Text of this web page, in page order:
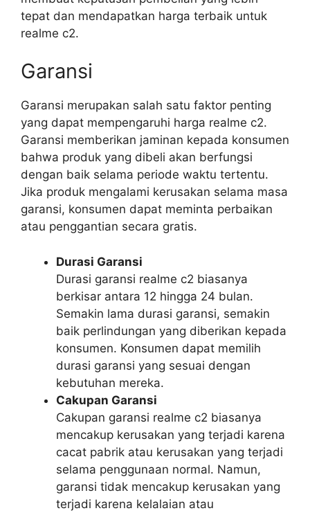
tepat dan mendapatkan harga terbaik untuk
realme c2.
Garansi
Garansi merupakan salah satu faktor penting
yang dapat mempengaruhi harga realme c2.
Garansi memberikan jaminan kepada konsumen
bahwa produk yang dibeli akan berfungsi
dengan baik selama periode waktu tertentu.
Jika produk mengalami kerusakan selama masa
garansi, konsumen dapat meminta perbaikan
atau penggantian secara gratis.
Durasi Garansi
Durasi garansi realme c2 biasanya
berkisar antara 12 hingga 24 bulan.
Semakin lama durasi garansi, semakin
baik perlindungan yang diberikan kepada
konsumen. Konsumen dapat memilih
durasi garansi yang sesuai dengan
kebutuhan mereka.
Cakupan Garansi
Cakupan garansi realme c2 biasanya
mencakup kerusakan yang terjadi karena
cacat pabrik atau kerusakan yang terjadi
selama penggunaan normal. Namun,
garansi tidak mencakup kerusakan yang
terjadi karena kelalaian atau